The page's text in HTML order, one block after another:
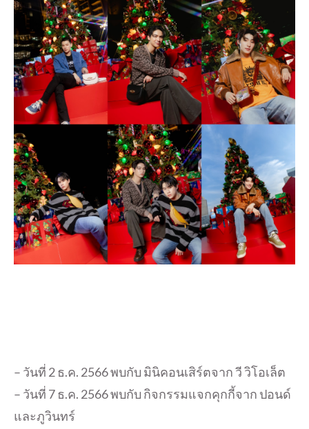
– วันที่ 2 ธ.ค. 2566 พบกับ มินิคอนเสิร์ตจาก วี วิโอเล็ต
– วันที่ 7 ธ.ค. 2566 พบกับ กิจกรรมแจกคุกกี้จาก ปอนด์
และภูวินทร์